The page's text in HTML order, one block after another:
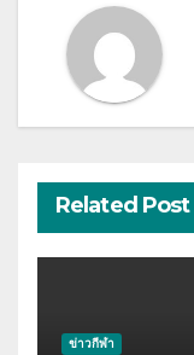
Related Post
ข่าวกีฬา